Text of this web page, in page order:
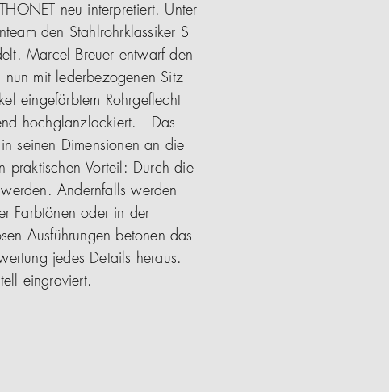
neu interpretiert. Unter
den Stahlrohrklassiker S
Marcel Breuer entwarf den
mit lederbezogenen Sitz-
eingefärbtem Rohrgeflecht
hochglanzlackiert. Das
seinen Dimensionen an die
praktischen Vorteil: Durch die
Andernfalls werden
Farbtönen oder in der
Ausführungen betonen das
jedes Details heraus.
eingraviert.